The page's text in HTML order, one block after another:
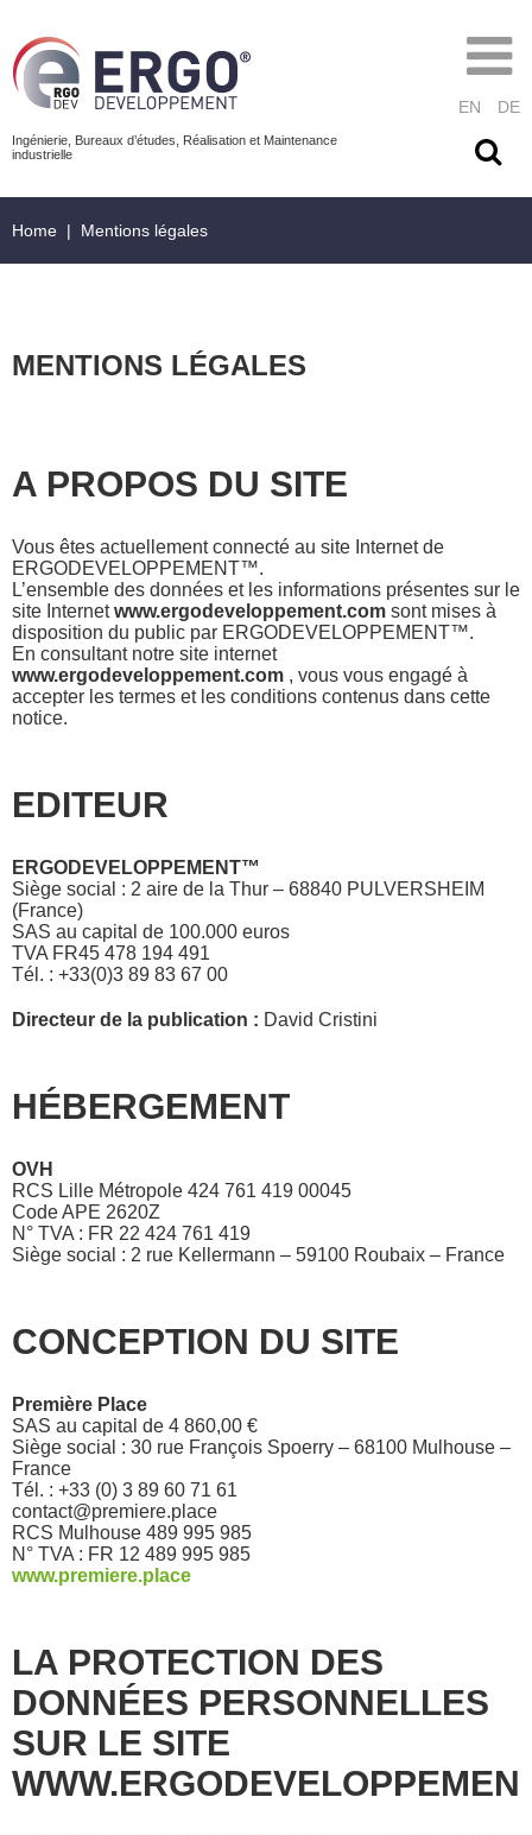
Ingénierie, Bureaux d’études, Réalisation et Maintenance
industrielle
EN DE
Home | Mentions légales
MENTIONS LÉGALES
A PROPOS DU SITE
Vous êtes actuellement connecté au site Internet de
ERGODEVELOPPEMENT™.
L’ensemble des données et les informations présentes sur le
site Internetwww.ergodeveloppement.com sont mises à
disposition du public par ERGODEVELOPPEMENT™.
En consultant notre site internet
www.ergodeveloppement.com , vous vous engagé à
accepter les termes et les conditions contenus dans cette
notice.
EDITEUR
ERGODEVELOPPEMENT™
Siège social : 2 aire de la Thur – 68840 PULVERSHEIM
(France)
SAS au capital de 100.000 euros
TVA FR45 478 194 491
Tél. : +33(0)3 89 83 67 00
Directeur de la publication : David Cristini
HÉBERGEMENT
OVH
RCS Lille Métropole 424 761 419 00045
Code APE 2620Z
N° TVA : FR 22 424 761 419
Siège social : 2 rue Kellermann – 59100 Roubaix – France
CONCEPTION DU SITE
Première Place
SAS au capital de 4 860,00 €
Siège social : 30 rue François Spoerry – 68100 Mulhouse –
France
Tél. : +33 (0) 3 89 60 71 61
contact@premiere.place
RCS Mulhouse 489 995 985
N° TVA : FR 12 489 995 985
www.premiere.place
LA PROTECTION DES
DONNÉES PERSONNELLES
SUR LE SITE